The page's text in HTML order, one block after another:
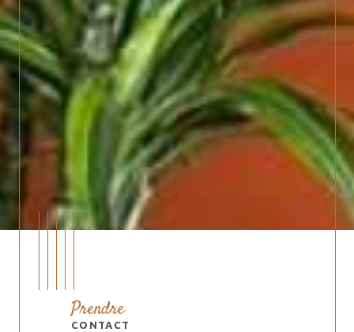
Prendre
CONTACT